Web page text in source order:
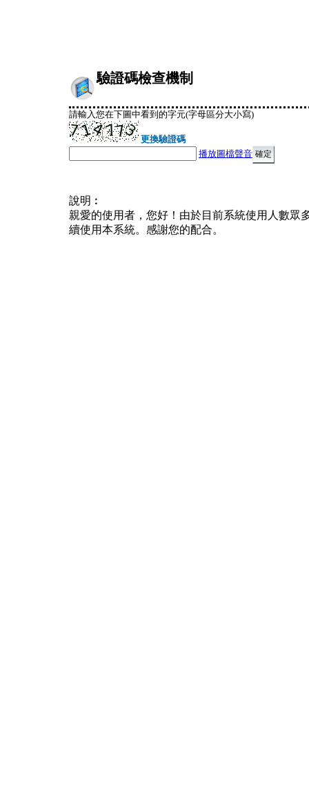
驗證碼檢查機制
請輸入您在下圖中看到的字元(字母區分大小寫)
更換驗證碼
播放圖檔聲音
說明︰
親愛的使用者，您好！由於目前系統使用人數眾
續使用本系統。感謝您的配合。